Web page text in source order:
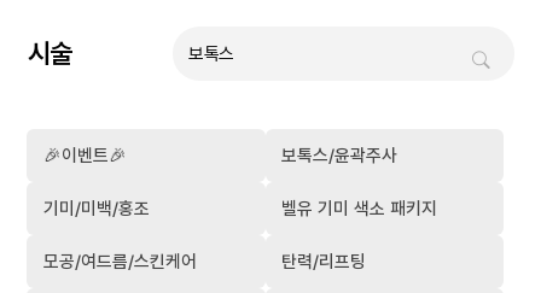
시술
🎉이벤트🎉 보톡스/윤곽주사
기미/미백/홍조 벨유 기미 색소 패키지
모공/여드름/스킨케어 탄력/리프팅